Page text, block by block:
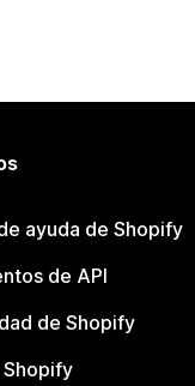
ayuda de Shopify
de API
de Shopify